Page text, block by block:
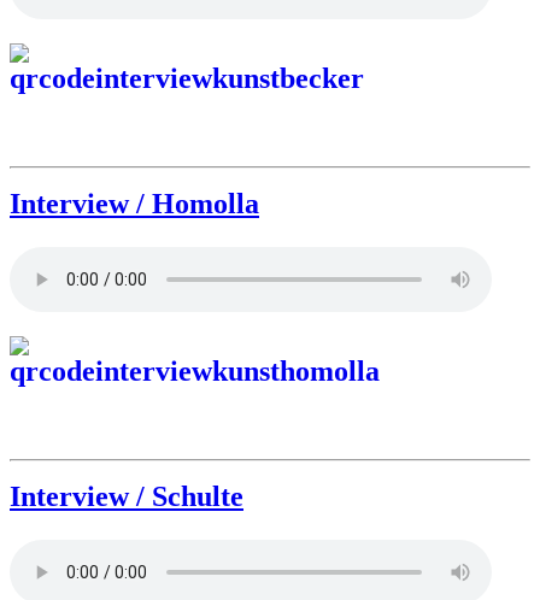
Interview / Homolla
Interview / Schulte